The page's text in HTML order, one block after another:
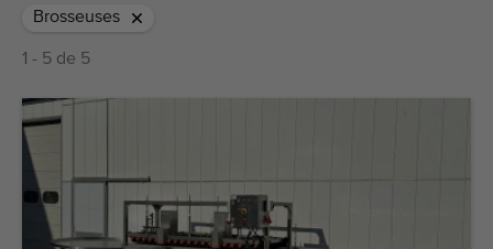
Convoyeurs (443)
Vendre vos machines!
Recherche par type
Dernières machines consultées
Dernières machines arrivées
Brosseuses
1 - 5 de 5